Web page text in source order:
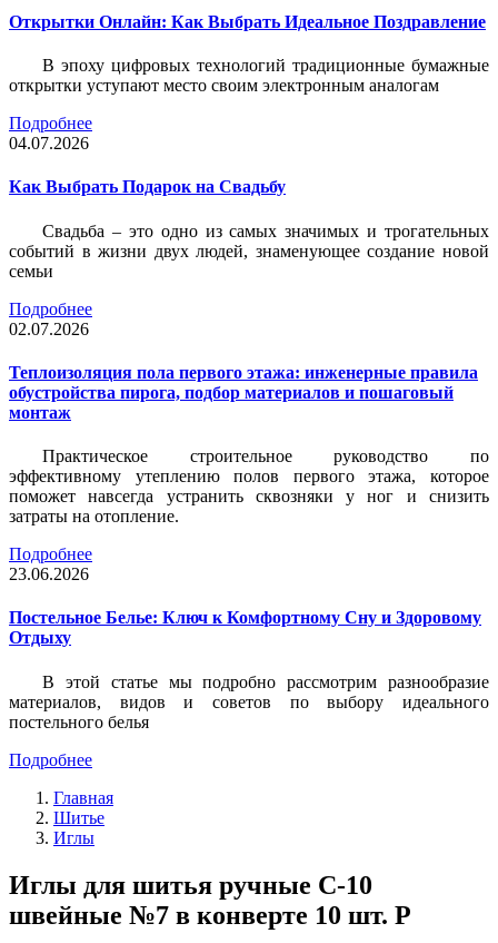
Открытки Онлайн: Как Выбрать Идеальное Поздравление
В эпоху цифровых технологий традиционные бумажные
открытки уступают место своим электронным аналогам
Подробнее
04.07.2026
Как Выбрать Подарок на Свадьбу
Свадьба – это одно из самых значимых и трогательных
событий в жизни двух людей, знаменующее создание новой
семьи
Подробнее
02.07.2026
Теплоизоляция пола первого этажа: инженерные правила
обустройства пирога, подбор материалов и пошаговый
монтаж
Практическое строительное руководство по
эффективному утеплению полов первого этажа, которое
поможет навсегда устранить сквозняки у ног и снизить
затраты на отопление.
Подробнее
23.06.2026
Постельное Белье: Ключ к Комфортному Сну и Здоровому
Отдыху
В этой статье мы подробно рассмотрим разнообразие
материалов, видов и советов по выбору идеального
постельного белья
Подробнее
Главная
Шитье
Иглы
Иглы для шитья ручные С-10
швейные №7 в конверте 10 шт. P